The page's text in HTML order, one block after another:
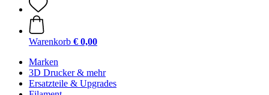
Warenkorb € 0,00
Marken
3D Drucker & mehr
Ersatzteile & Upgrades